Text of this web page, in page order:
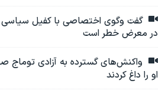
گفت وگوی اختصاصی با کفیل سیاسی
در معرض خطر است
واکنش‌های گسترده به آزادی توماج
او را داغ کردند